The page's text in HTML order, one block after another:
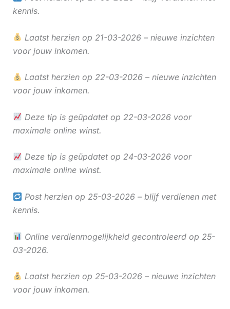
kennis.
Laatst herzien op 21-03-2026 – nieuwe inzichten
voor jouw inkomen.
Laatst herzien op 22-03-2026 – nieuwe inzichten
voor jouw inkomen.
Deze tip is geüpdatet op 22-03-2026 voor
maximale online winst.
Deze tip is geüpdatet op 24-03-2026 voor
maximale online winst.
Post herzien op 25-03-2026 – blijf verdienen met
kennis.
Online verdienmogelijkheid gecontroleerd op 25-
03-2026.
Laatst herzien op 25-03-2026 – nieuwe inzichten
voor jouw inkomen.